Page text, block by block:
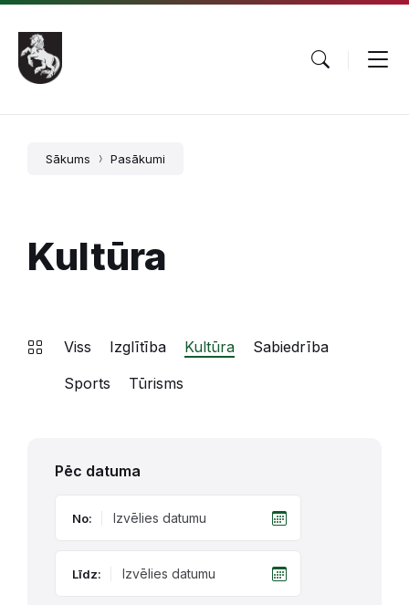
Pāriet
saturu
Skip
main
navigation
Skip
footer
Sākums Pasākumi
Kultūra
Viss Izglītība Kultūra
Sabiedrība
Sports
Tūrisms
Pēc datuma
No:
Līdz: